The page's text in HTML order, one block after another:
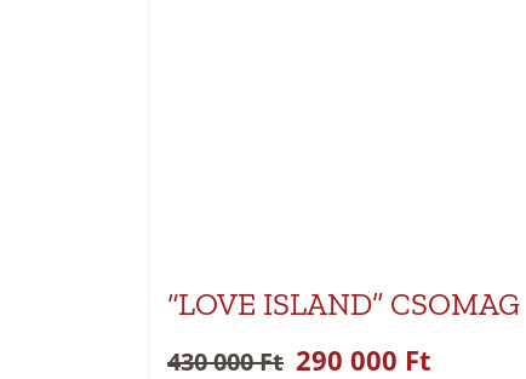
“LOVE ISLAND” CSOMAG
430 000Ft 290 000 Ft